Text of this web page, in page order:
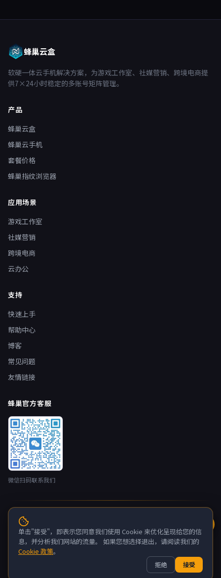
蜂巢云盒
软硬一体云手机解决方案，为游戏工作室、社媒营销、跨境电商提
供7×24小时稳定的多账号矩阵管理。
产品
蜂巢云盒
蜂巢云手机
套餐价格
蜂巢指纹浏览器
应用场景
游戏工作室
社媒营销
跨境电商
云办公
支持
快速上手
帮助中心
博客
常见问题
友情链接
蜂巢官方客服
微信扫码联系我们
© 2026 蜂巢云盒 nestbox.top · 开发者：广州蚂侠网络技术有限
公司 版权所有
粤ICP备2022132880号-6
单击"接受"，即表示您同意我们使用 Cookie 来优化呈现给您的信
息，并分析我们网站的流量。 如果您想选择退出，请阅读我们的
Cookie 政策。
拒绝 接受